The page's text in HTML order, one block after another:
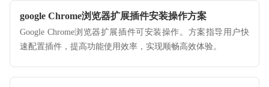
google Chrome浏览器扩展插件安装操作方案
Google Chrome浏览器扩展插件可安装操作。方案指导用户快
速配置插件，提高功能使用效率，实现顺畅高效体验。